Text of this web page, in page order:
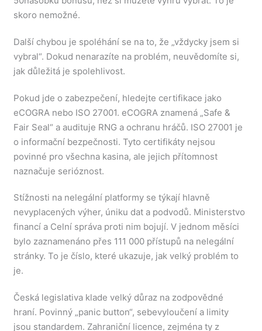
skoro nemožné.
Další chybou je spoléhání se na to, že „vždycky jsem si
vybral“. Dokud nenarazíte na problém, neuvědomíte si,
jak důležitá je spolehlivost.
Pokud jde o zabezpečení, hledejte certifikace jako
eCOGRA nebo ISO 27001. eCOGRA znamená „Safe &
Fair Seal“ a audituje RNG a ochranu hráčů. ISO 27001 je
o informační bezpečnosti. Tyto certifikáty nejsou
povinné pro všechna kasina, ale jejich přítomnost
naznačuje serióznost.
Stížnosti na nelegální platformy se týkají hlavně
nevyplacených výher, úniku dat a podvodů. Ministerstvo
financí a Celní správa proti nim bojují. V jednom měsíci
bylo zaznamenáno přes 111 000 přístupů na nelegální
stránky. To je číslo, které ukazuje, jak velký problém to
je.
Česká legislativa klade velký důraz na zodpovědné
hraní. Povinný „panic button“, sebevyloučení a limity
jsou standardem. Zahraniční licence, zejména ty z